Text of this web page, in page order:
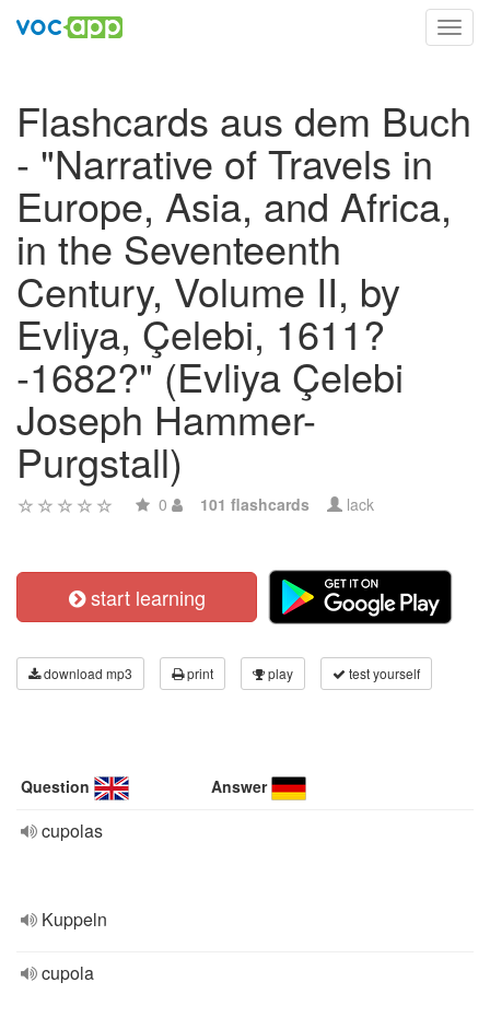
Flashcards aus dem Buch
- "Narrative of Travels in
Europe, Asia, and Africa,
in the Seventeenth
Century, Volume II, by
Evliya, Çelebi, 1611?
-1682?" (Evliya Çelebi
Joseph Hammer-
Purgstall)
0 101 flashcards lack
start learning
download mp3 print play test yourself
Question Answer
cupolas
Kuppeln
cupola